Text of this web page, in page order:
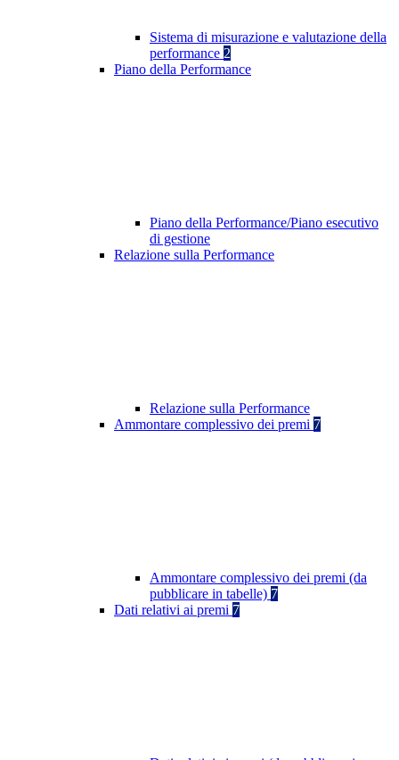
Sistema di misurazione e valutazione della
performance 2
Piano della Performance
Piano della Performance/Piano esecutivo
di gestione
Relazione sulla Performance
Relazione sulla Performance
Ammontare complessivo dei premi 7
Ammontare complessivo dei premi (da
pubblicare in tabelle) 7
Dati relativi ai premi 7